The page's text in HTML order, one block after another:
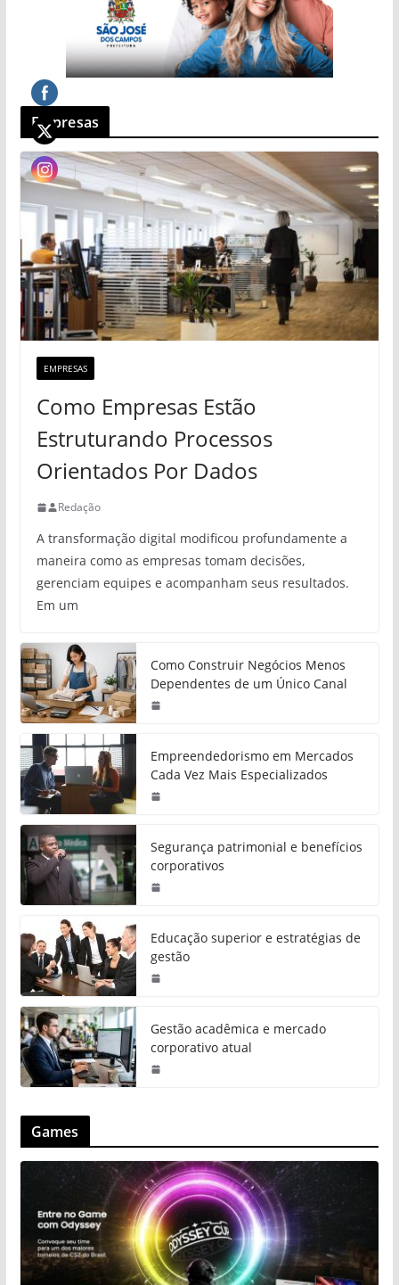
Empresas
EMPRESAS
Como Empresas Estão
Estruturando Processos
Orientados Por Dados
Redação
A transformação digital modificou profundamente a
maneira como as empresas tomam decisões,
gerenciam equipes e acompanham seus resultados.
Em um
Como Construir Negócios Menos
Dependentes de um Único Canal
Empreendedorismo em Mercados
Cada Vez Mais Especializados
Segurança patrimonial e benefícios
corporativos
Educação superior e estratégias de
gestão
Gestão acadêmica e mercado
corporativo atual
Games